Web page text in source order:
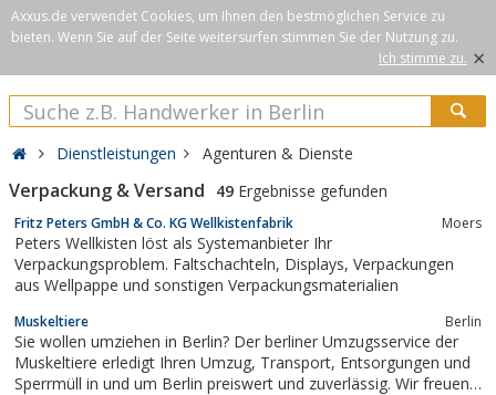
Axxus.de verwendet Cookies, um Ihnen den bestmöglichen Service zu
bieten. Wenn Sie auf der Seite weitersurfen stimmen Sie der Nutzung zu.
Ich stimme zu. ×
Dienstleistungen Agenturen & Dienste
Verpackung & Versand 49 Ergebnisse gefunden
Fritz Peters GmbH & Co. KG Wellkistenfabrik Moers
Peters Wellkisten löst als Systemanbieter Ihr
Verpackungsproblem. Faltschachteln, Displays, Verpackungen
aus Wellpappe und sonstigen Verpackungsmaterialien
Muskeltiere Berlin
Sie wollen umziehen in Berlin? Der berliner Umzugsservice der
Muskeltiere erledigt Ihren Umzug, Transport, Entsorgungen und
Sperrmüll in und um Berlin preiswert und zuverlässig. Wir freuen